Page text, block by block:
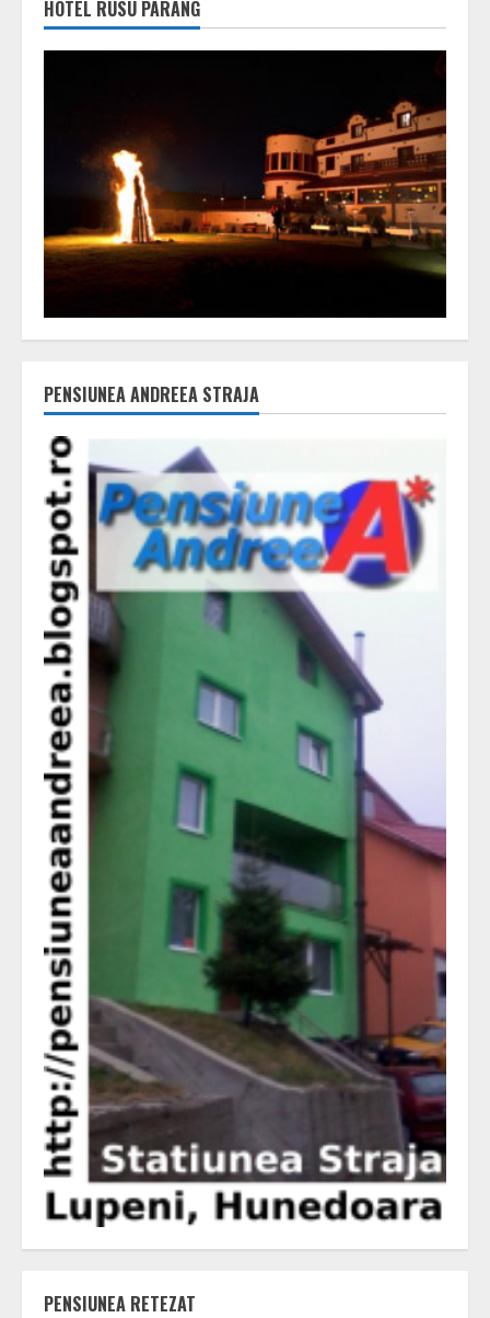
HOTEL RUSU PARÂNG
PENSIUNEA ANDREEA STRAJA
PENSIUNEA RETEZAT